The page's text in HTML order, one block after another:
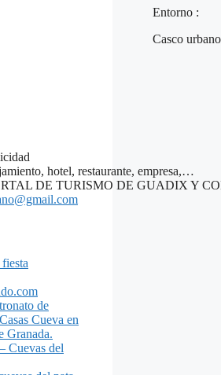
Entorno :
Casco urbano
hotel, restaurante, empresa,…
DE TURISMO DE GUADIX Y
de
Cueva en
Granada.
Cuevas del